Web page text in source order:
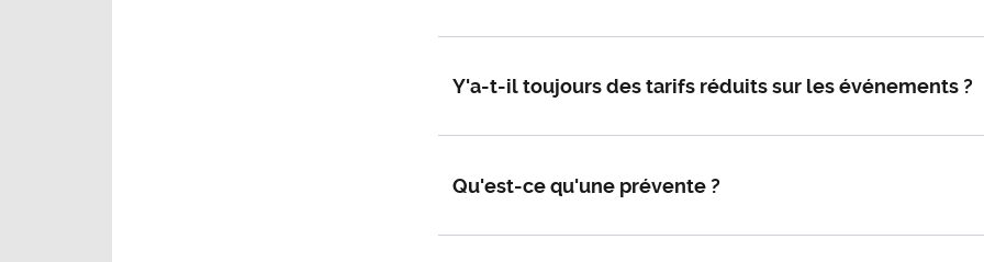
Y'a-t-il toujours des tarifs réduits sur les événements ?
Qu'est-ce qu'une prévente ?